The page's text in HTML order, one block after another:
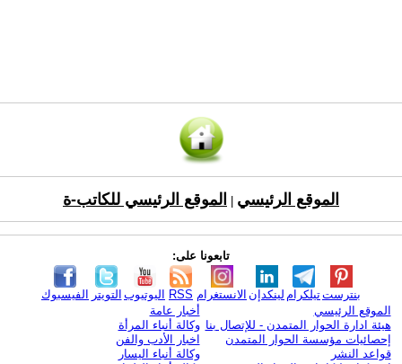
الموقع الرئيسي الموقع الرئيسي للكاتب-ة
تابعونا على:
الفيسبوك التويتر اليوتيوب RSS الانستغرام لينكدإن تيلكرامبنترست
الموقع الرئيسي
هيئة ادارة الحوار المتمدن - للإتصال بنا
إحصائيات مؤسسة الحوار المتمدن
قواعد النشر
أخبار عامة
وكالة أنباء المرأة
اخبار الأدب والفن
وكالة أنباء اليسار